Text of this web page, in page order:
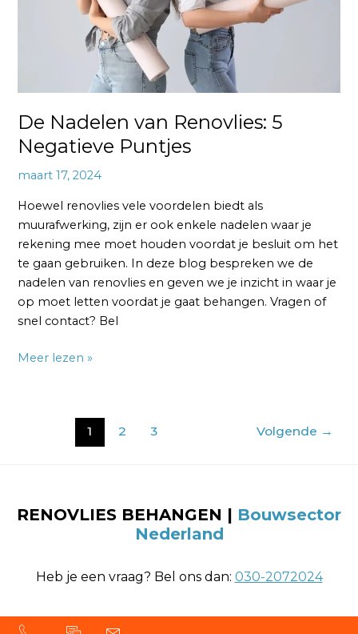
De Nadelen van Renovlies: 5
Negatieve Puntjes
maart 17, 2024
Hoewel renovlies vele voordelen biedt als
muurafwerking, zijn er ook enkele nadelen waar je
rekening mee moet houden voordat je besluit om het
te gaan gebruiken. In deze blog bespreken we de
nadelen van renovlies en geven we je inzicht in waar je
op moet letten voordat je gaat behangen. Vragen of
snel contact? Bel
Meer lezen »
1 2 3 Volgende →
RENOVLIES BEHANGEN | Bouwsector
Nederland
Heb je een vraag? Bel ons dan: 030-2072024